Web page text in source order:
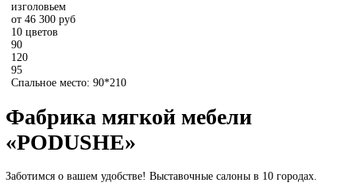
изголовьем
от 46 300 руб
10 цветов
90
120
95
Спальное место: 90*210
Фабрика мягкой мебели
«PODUSHE»
Заботимся о вашем удобстве! Выставочные салоны в 10 городах.